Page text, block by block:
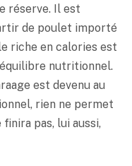
réserve. Il est
de poulet importé
riche en calories est
nutritionnel.
est devenu au
rien ne permet
pas, lui aussi,